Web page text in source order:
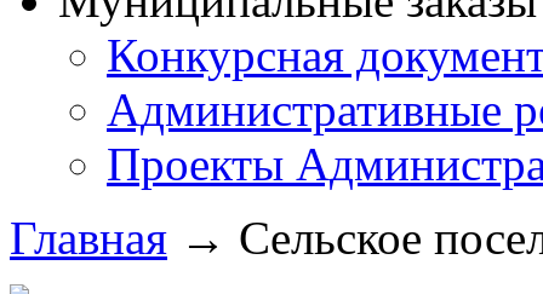
Конкурсная
Административные
Проекты
Главная → Сельское